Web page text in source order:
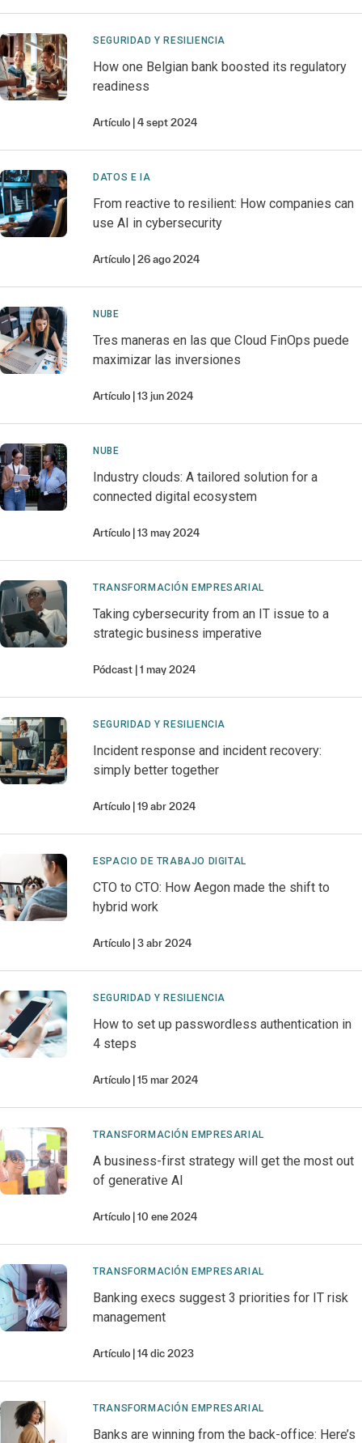
SEGURIDAD Y RESILIENCIA
How one Belgian bank boosted its regulatory
readiness
Artículo 4 sept 2024
DATOS E IA
From reactive to resilient: How companies can
use AI in cybersecurity
Artículo 26 ago 2024
NUBE
Tres maneras en las que Cloud FinOps puede
maximizar las inversiones
Artículo 13 jun 2024
NUBE
Industry clouds: A tailored solution for a
connected digital ecosystem
Artículo 13 may 2024
TRANSFORMACIÓN EMPRESARIAL
Taking cybersecurity from an IT issue to a
strategic business imperative
Pódcast 1 may 2024
SEGURIDAD Y RESILIENCIA
Incident response and incident recovery:
simply better together
Artículo 19 abr 2024
ESPACIO DE TRABAJO DIGITAL
CTO to CTO: How Aegon made the shift to
hybrid work
Artículo 3 abr 2024
SEGURIDAD Y RESILIENCIA
How to set up passwordless authentication in
4 steps
Artículo 15 mar 2024
TRANSFORMACIÓN EMPRESARIAL
A business-first strategy will get the most out
of generative AI
Artículo 10 ene 2024
TRANSFORMACIÓN EMPRESARIAL
Banking execs suggest 3 priorities for IT risk
management
Artículo 14 dic 2023
TRANSFORMACIÓN EMPRESARIAL
Banks are winning from the back-office: Here’s